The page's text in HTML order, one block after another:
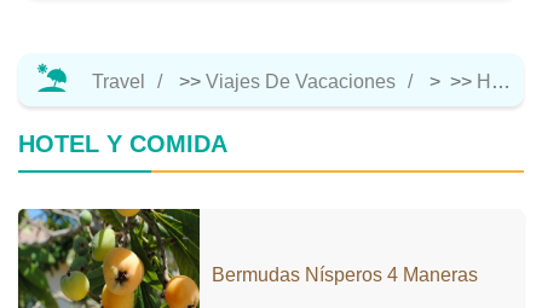
Travel >> Viajes De Vacaciones > >> Hotel Y Comida
HOTEL Y COMIDA
Bermudas Nísperos 4 Maneras